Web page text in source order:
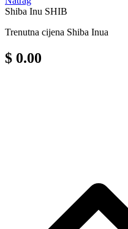
Shiba Inu SHIB
Trenutna cijena Shiba Inua
$ 0.00